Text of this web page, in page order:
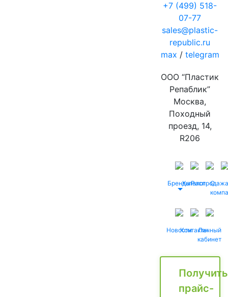
+7 (499) 518-
07-77
sales@plastic-
republic.ru
max / telegram
ООО “Пластик
Репаблик”
Москва,
Походный
проезд, 14,
R206
БрендыКаталог
Распродажа
О
НовостиКонтактыЛичный
кабинет
Получить
прайс-